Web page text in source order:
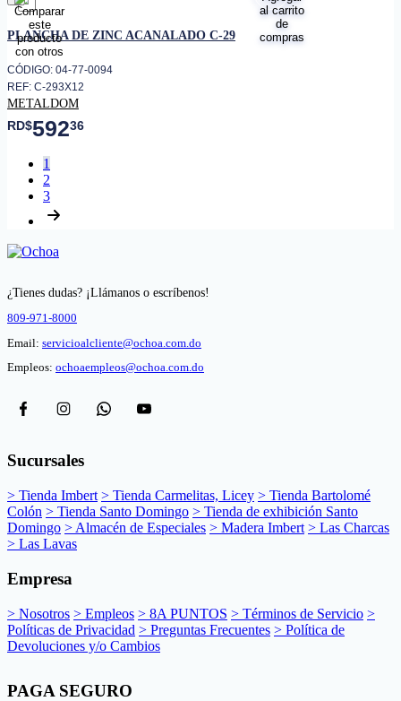
favorito
PLANCHA DE ZINC ACANALADO C-29
CÓDIGO: 04-77-0094
REF: C-293X12
METALDOM
RD$59236
1
2
3
¿Tienes dudas? ¡Llámanos o escríbenos!
809-971-8000
Email: servicioalcliente@ochoa.com.do
Empleos: ochoaempleos@ochoa.com.do
Sucursales
> Tienda Imbert > Tienda Carmelitas, Licey > Tienda Bartolomé
Colón > Tienda Santo Domingo > Tienda de exhibición Santo
Domingo > Almacén de Especiales > Madera Imbert > Las Charcas
> Las Lavas
Empresa
> Nosotros > Empleos > 8A PUNTOS > Términos de Servicio >
Políticas de Privacidad > Preguntas Frecuentes > Política de
Devoluciones y/o Cambios
PAGA SEGURO